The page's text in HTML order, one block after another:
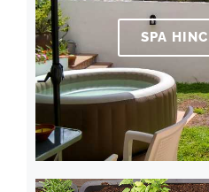
SPA